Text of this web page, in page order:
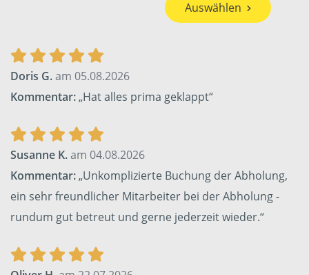
Auswählen
Doris G.am 05.08.2026
Kommentar:„Hat alles prima geklappt“
Susanne K.am 04.08.2026
Kommentar:„Unkomplizierte Buchung der Abholung,
ein sehr freundlicher Mitarbeiter bei der Abholung -
rundum gut betreut und gerne jederzeit wieder.“